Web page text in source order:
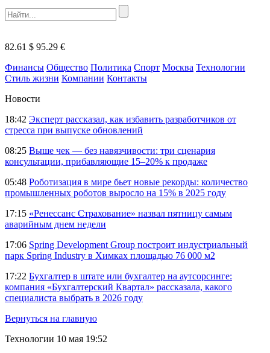
82.61 $ 95.29 €
Финансы Общество Политика Спорт Москва Технологии
Стиль жизни Компании Контакты
Новости
18:42 Эксперт рассказал, как избавить разработчиков от
стресса при выпуске обновлений
08:25 Выше чек — без навязчивости: три сценария
консультации, прибавляющие 15–20% к продаже
05:48 Роботизация в мире бьет новые рекорды: количество
промышленных роботов выросло на 15% в 2025 году
17:15 «Ренессанс Страхование» назвал пятницу самым
аварийным днем недели
17:06 Spring Development Group построит индустриальный
парк Spring Industry в Химках площадью 76 000 м2
17:22 Бухгалтер в штате или бухгалтер на аутсорсинге:
компания «Бухгалтерский Квартал» рассказала, какого
специалиста выбрать в 2026 году
Вернуться на главную
Технологии 10 мая 19:52